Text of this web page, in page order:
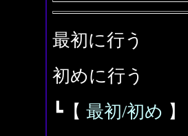
最初に行う
初めに行う
┗【 最初/初め 】